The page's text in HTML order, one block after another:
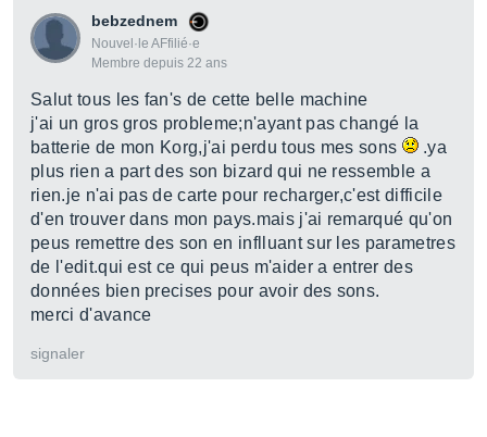
bebzednem
Nouvel·le AFfilié·e
Membre depuis 22 ans
Salut tous les fan's de cette belle machine
j'ai un gros gros probleme;n'ayant pas changé la
batterie de mon Korg,j'ai perdu tous mes sons
.ya
plus rien a part des son bizard qui ne ressemble a
rien.je n'ai pas de carte pour recharger,c'est difficile
d'en trouver dans mon pays.mais j'ai remarqué qu'on
peus remettre des son en inflluant sur les parametres
de l'edit.qui est ce qui peus m'aider a entrer des
données bien precises pour avoir des sons.
merci d'avance
signaler